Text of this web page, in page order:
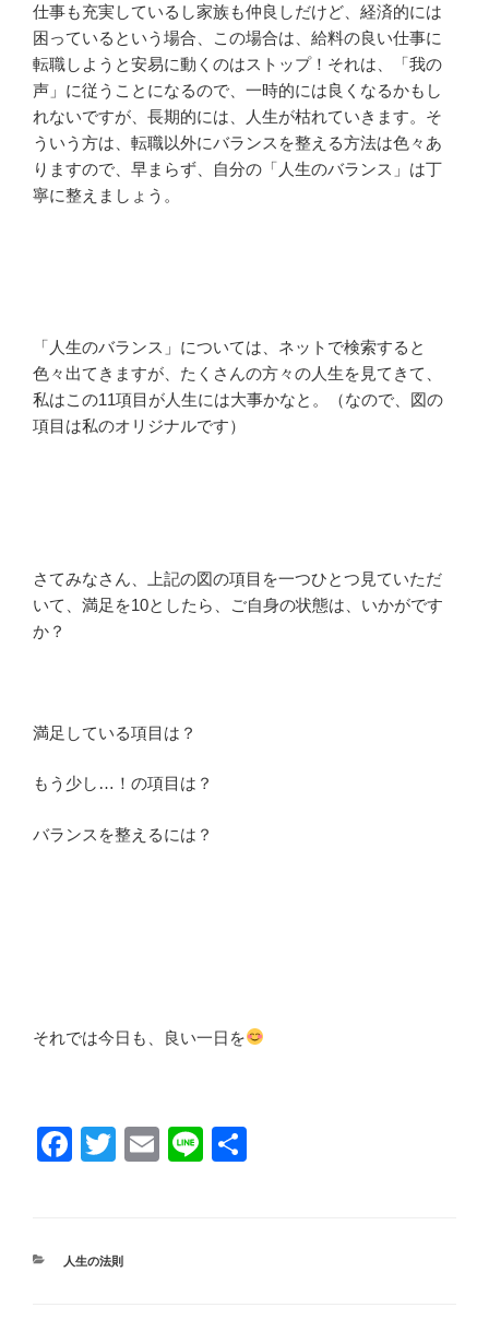
仕事も充実しているし家族も仲良しだけど、経済的には
困っているという場合、この場合は、給料の良い仕事に
転職しようと安易に動くのはストップ！それは、「我の
声」に従うことになるので、一時的には良くなるかもし
れないですが、長期的には、人生が枯れていきます。そ
ういう方は、転職以外にバランスを整える方法は色々あ
りますので、早まらず、自分の「人生のバランス」は丁
寧に整えましょう。
「人生のバランス」については、ネットで検索すると
色々出てきますが、たくさんの方々の人生を見てきて、
私はこの11項目が人生には大事かなと。（なので、図の
項目は私のオリジナルです）
さてみなさん、上記の図の項目を一つひとつ見ていただ
いて、満足を10としたら、ご自身の状態は、いかがです
か？
満足している項目は？
もう少し…！の項目は？
バランスを整えるには？
それでは今日も、良い一日を
F
e
T
er
E
Li
カ
人生の法則